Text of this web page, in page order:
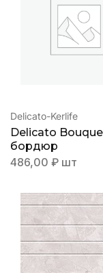
Delicato-Kerlife
Delicato
бордюр
486,00 ₽ шт